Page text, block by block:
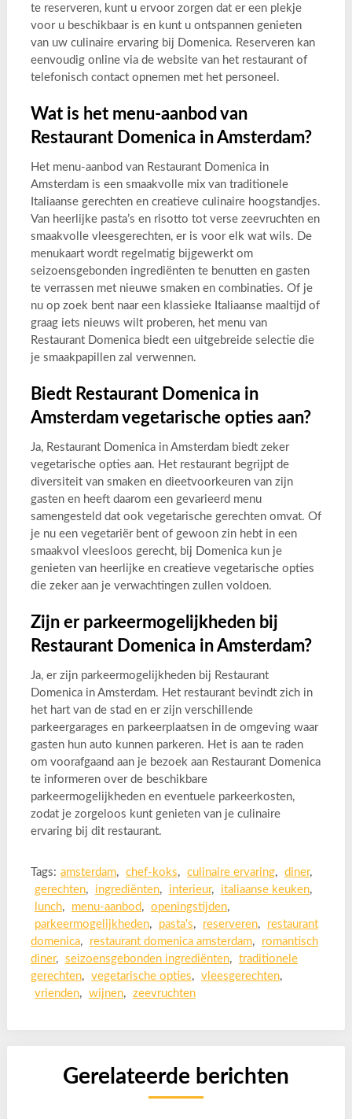
te reserveren, kunt u ervoor zorgen dat er een plekje
voor u beschikbaar is en kunt u ontspannen genieten
van uw culinaire ervaring bij Domenica. Reserveren kan
eenvoudig online via de website van het restaurant of
telefonisch contact opnemen met het personeel.
Wat is het menu-aanbod van
Restaurant Domenica in Amsterdam?
Het menu-aanbod van Restaurant Domenica in
Amsterdam is een smaakvolle mix van traditionele
Italiaanse gerechten en creatieve culinaire hoogstandjes.
Van heerlijke pasta’s en risotto tot verse zeevruchten en
smaakvolle vleesgerechten, er is voor elk wat wils. De
menukaart wordt regelmatig bijgewerkt om
seizoensgebonden ingrediënten te benutten en gasten
te verrassen met nieuwe smaken en combinaties. Of je
nu op zoek bent naar een klassieke Italiaanse maaltijd of
graag iets nieuws wilt proberen, het menu van
Restaurant Domenica biedt een uitgebreide selectie die
je smaakpapillen zal verwennen.
Biedt Restaurant Domenica in
Amsterdam vegetarische opties aan?
Ja, Restaurant Domenica in Amsterdam biedt zeker
vegetarische opties aan. Het restaurant begrijpt de
diversiteit van smaken en dieetvoorkeuren van zijn
gasten en heeft daarom een gevarieerd menu
samengesteld dat ook vegetarische gerechten omvat. Of
je nu een vegetariër bent of gewoon zin hebt in een
smaakvol vleesloos gerecht, bij Domenica kun je
genieten van heerlijke en creatieve vegetarische opties
die zeker aan je verwachtingen zullen voldoen.
Zijn er parkeermogelijkheden bij
Restaurant Domenica in Amsterdam?
Ja, er zijn parkeermogelijkheden bij Restaurant
Domenica in Amsterdam. Het restaurant bevindt zich in
het hart van de stad en er zijn verschillende
parkeergarages en parkeerplaatsen in de omgeving waar
gasten hun auto kunnen parkeren. Het is aan te raden
om voorafgaand aan je bezoek aan Restaurant Domenica
te informeren over de beschikbare
parkeermogelijkheden en eventuele parkeerkosten,
zodat je zorgeloos kunt genieten van je culinaire
ervaring bij dit restaurant.
Tags: amsterdam, chef-koks, culinaire ervaring, diner,
gerechten, ingrediënten, interieur, italiaanse keuken,
lunch, menu-aanbod, openingstijden,
parkeermogelijkheden, pasta's, reserveren,
restaurant
domenica, restaurant domenica amsterdam,
romantisch
diner, seizoensgebonden ingrediënten, traditionele
gerechten, vegetarische opties, vleesgerechten,
vrienden, wijnen, zeevruchten
Gerelateerde berichten